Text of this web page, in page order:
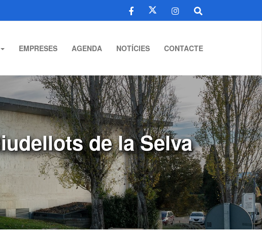
EMPRESES AGENDA NOTÍCIES CONTACTE
de la Selva